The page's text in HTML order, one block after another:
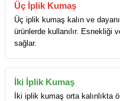
Üç İplik Kumaş
Üç iplik kumaş kalın ve
ürünlerde kullanılır. Esnekliği
sağlar.
İki İplik Kumaş
İki iplik kumaş orta kalınlıkta